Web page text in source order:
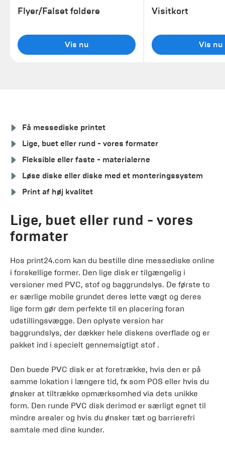
Flyer/Falset foldere
Vis nu
Visitkort
Vis nu
Få messediske printet
Lige, buet eller rund - vores formater
Fleksible eller faste - materialerne
Løse diske eller diske med et monteringssystem
Print af høj kvalitet
Lige, buet eller rund - vores
formater
Hos print24.com kan du bestille dine messediske online
i forskellige former. Den lige disk er tilgængelig i
versioner med PVC, stof og baggrundslys. De første to
er særlige mobile grundet deres lette vægt og deres
lige form gør dem perfekte til en placering foran
udstillingsvægge. Den oplyste version har
baggrundslys, der dækker hele diskens overflade og er
pakket ind i specielt gennemsigtigt stof .
Den buede PVC disk er at foretrække, hvis den er på
samme lokation i længere tid, fx som POS eller hvis du
ønsker at tiltrække opmærksomhed via dets unikke
form. Den runde PVC disk derimod er særligt egnet til
mindre arealer og hvis du ønsker tæt og barrierefri
samtale med dine kunder.